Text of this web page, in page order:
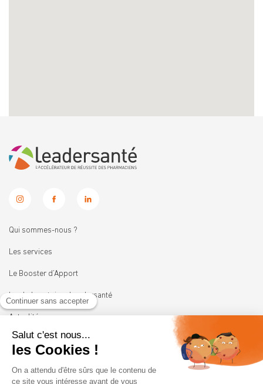
Qui sommes-nous ?
Les services
Le Booster d’Apport
Les Laboratoires Leadersanté
Actualités
Nous rejoindre
92100 BOULOGNE-BILLANCOURT